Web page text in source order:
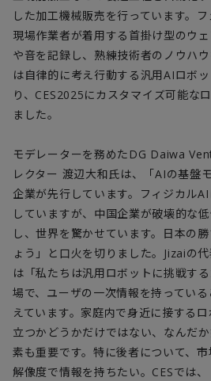
した加工機械販売を行っています。フ
現場作業者が着用する首掛け型のウ
や音を記録し、熟練技術者のノウハウ
は自律的に考え行動する汎用AIロボ
り、 CES2025にカスタマイズ可能な
ました。
モデレーターを務めた DG Daiwa
レクター 渡辺大和氏は、「AIの基盤
企業が先行しています。フィジカルAI
していますが、中国企業が破壊的な
し、世界を驚かせています。日本の
ょう」と口火を切りました。 Jizaiの
は「私たちは汎用ロボットに挑戦す
場で、ユーザの一次情報を持ってい
えています。家庭内で身近に接する
立つかどうかだけではない、なんだ
素も重要です。特に後者について、
解像度で情報を持ちたい。 CESでは